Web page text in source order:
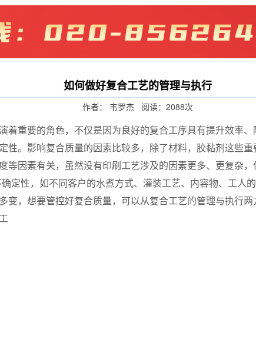
如何做好复合工艺的管理与执行
作者： 韦罗杰 阅读：2088次
着重要的角色，不仅是因为良好的复合工序具有提升效率
性。影响复合质量的因素比较多，除了材料，胶黏剂这些重
等因素有关，虽然没有印刷工艺涉及的因素更多、更复杂
定性，如不同客户的水煮方式、灌装工艺、内容物、工人
变，想要管控好复合质量，可以从复合工艺的管理与执行两